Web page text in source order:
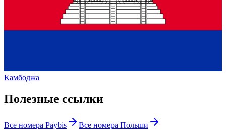
Камбоджа
Полезные ссылки
Все номера Paybis Все номера Польши